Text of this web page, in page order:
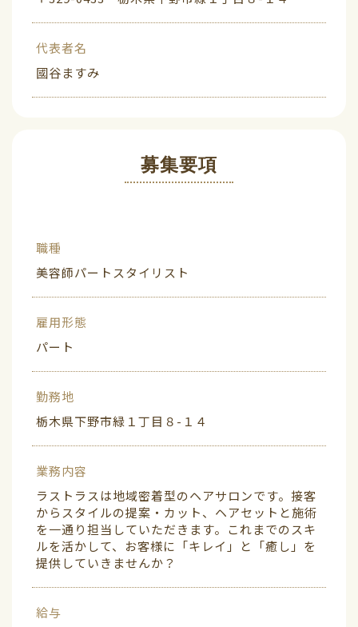
代表者名
國谷ますみ
募集要項
職種
美容師パートスタイリスト
雇用形態
パート
勤務地
栃木県下野市緑１丁目８-１４
業務内容
ラストラスは地域密着型のヘアサロンです。接客
からスタイルの提案・カット、ヘアセットと施術
を一通り担当していただきます。これまでのスキ
ルを活かして、お客様に「キレイ」と「癒し」を
提供していきませんか？
給与